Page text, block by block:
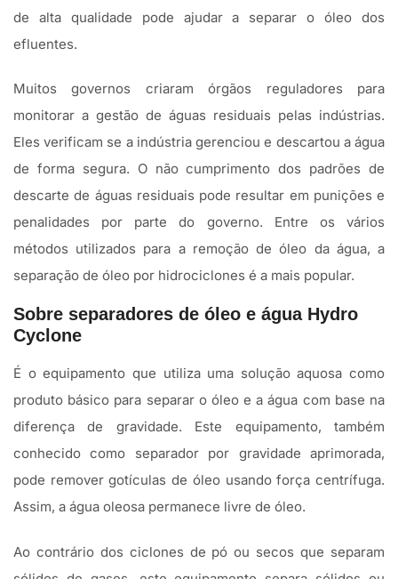
de alta qualidade pode ajudar a separar o óleo dos
efluentes.
Muitos governos criaram órgãos reguladores para
monitorar a gestão de águas residuais pelas indústrias.
Eles verificam se a indústria gerenciou e descartou a água
de forma segura. O não cumprimento dos padrões de
descarte de águas residuais pode resultar em punições e
penalidades por parte do governo. Entre os vários
métodos utilizados para a remoção de óleo da água, a
separação de óleo por hidrociclones é a mais popular.
Sobre separadores de óleo e água Hydro
Cyclone
É o equipamento que utiliza uma solução aquosa como
produto básico para separar o óleo e a água com base na
diferença de gravidade. Este equipamento, também
conhecido como separador por gravidade aprimorada,
pode remover gotículas de óleo usando força centrífuga.
Assim, a água oleosa permanece livre de óleo.
Ao contrário dos ciclones de pó ou secos que separam